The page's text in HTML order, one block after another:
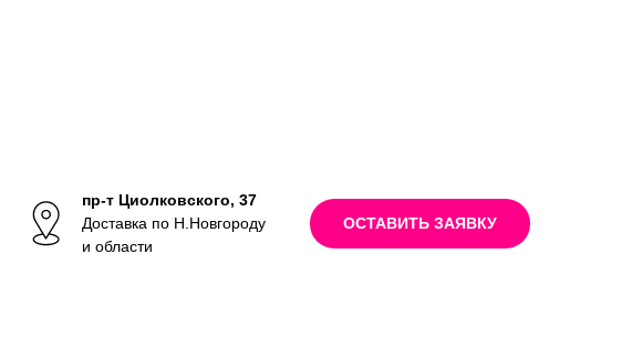
пр-т Циолковского, 37
Доставка по Н.Новгороду
и области
ОСТАВИТЬ ЗАЯВКУ